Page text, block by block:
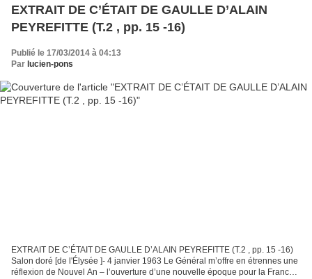
EXTRAIT DE C’ÉTAIT DE GAULLE D’ALAIN
PEYREFITTE (T.2 , pp. 15 -16)
Publié le 17/03/2014 à 04:13
Par lucien-pons
EXTRAIT DE C’ÉTAIT DE GAULLE D’ALAIN PEYREFITTE (T.2 , pp. 15 -16)
Salon doré [de l'Élysée ]- 4 janvier 1963 Le Général m’offre en étrennes une
réflexion de Nouvel An – l’ouverture d’une nouvelle époque pour la France